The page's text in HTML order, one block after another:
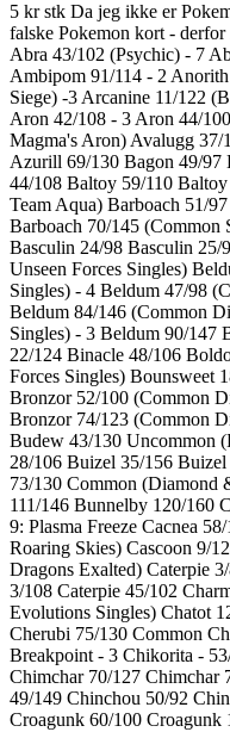
5 kr stk Da jeg ikke er
falske Pokemon kort -
Abra 43/102 (Psychic) - 7
Ambipom 91/114 - 2
Siege) -3 Arcanine 11/122
Aron 42/108 - 3 Aron 44/
Magma's Aron) Avalugg 37/
Azurill 69/130 Bagon 49/97
44/108 Baltoy 59/110
Team Aqua) Barboach 51/
Barboach 70/145
Basculin 24/98 Basculin
Unseen Forces Singles)
Singles) - 4 Beldum 47/98
Beldum 84/146 (Common
Singles) - 3 Beldum 90/147
22/124 Binacle 48/106
Forces Singles) Bounsweet
Bronzor 52/100 (Common
Bronzor 74/123 (Common
Budew 43/130 Uncommon
28/106 Buizel 35/156
73/130 Common (Diamond
111/146 Bunnelby 120/160
9: Plasma Freeze Cacnea
Roaring Skies) Cascoon 9/
Dragons Exalted) Caterpie
3/108 Caterpie 45/102
Evolutions Singles) Chatot
Cherubi 75/130 Common
Breakpoint - 3 Chikorita -
Chimchar 70/127 Chimchar
49/149 Chinchou 50/92
Croagunk 60/100 Croagunk